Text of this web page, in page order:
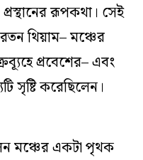
রূপকথা। সেই
থিয়াম– মঞ্চের
প্রবেশের– এবং
সৃষ্টি করেছিলেন।
মঞ্চের একটা পৃথক